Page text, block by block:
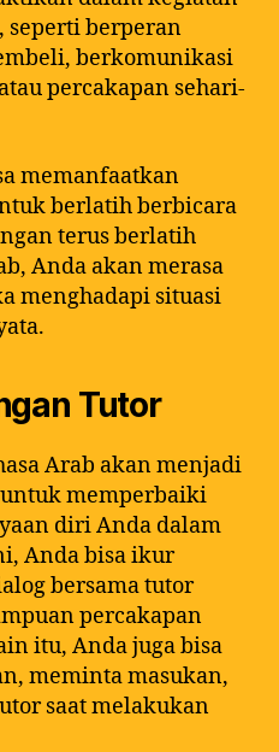
seperti berperan
berkomunikasi
percakapan sehari-
memanfaatkan
berlatih berbicara
terus berlatih
Anda akan merasa
menghadapi situasi
Tutor
Arab akan menjadi
memperbaiki
diri Anda dalam
Anda bisa ikur
bersama tutor
percakapan
itu, Anda juga bisa
meminta masukan,
saat melakukan